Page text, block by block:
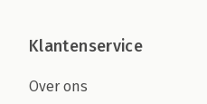
Klantenservice
Over ons